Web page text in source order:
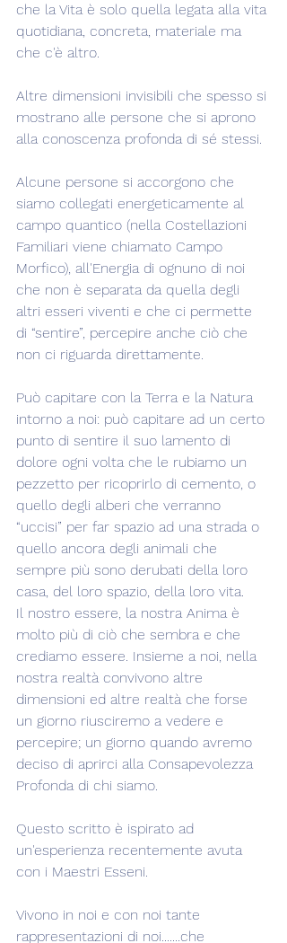
che la Vita è solo quella legata alla vita
quotidiana, concreta, materiale ma
che c'è altro.
Altre dimensioni invisibili che spesso si
mostrano alle persone che si aprono
alla conoscenza profonda di sé stessi.
Alcune persone si accorgono che
siamo collegati energeticamente al
campo quantico (nella Costellazioni
Familiari viene chiamato Campo
Morfico), all'Energia di ognuno di noi
che non è separata da quella degli
altri esseri viventi e che ci permette
di “sentire”, percepire anche ciò che
non ci riguarda direttamente.
Può capitare con la Terra e la Natura
intorno a noi: può capitare ad un certo
punto di sentire il suo lamento di
dolore ogni volta che le rubiamo un
pezzetto per ricoprirlo di cemento, o
quello degli alberi che verranno
“uccisi” per far spazio ad una strada o
quello ancora degli animali che
sempre più sono derubati della loro
casa, del loro spazio, della loro vita.
Il nostro essere, la nostra Anima è
molto più di ciò che sembra e che
crediamo essere. Insieme a noi, nella
nostra realtà convivono altre
dimensioni ed altre realtà che forse
un giorno riusciremo a vedere e
percepire; un giorno quando avremo
deciso di aprirci alla Consapevolezza
Profonda di chi siamo.
Questo scritto è ispirato ad
un'esperienza recentemente avuta
con i Maestri Esseni.
Vivono in noi e con noi tante
rappresentazioni di noi.......che